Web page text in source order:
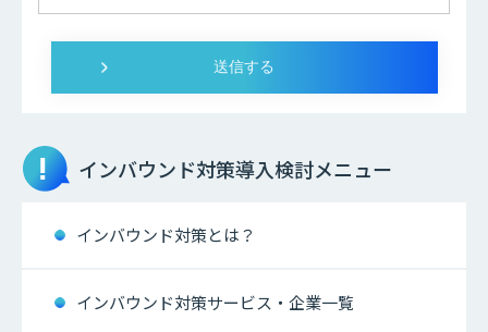
インバウンド対策導入検討メニュー
インバウンド対策とは？
インバウンド対策サービス・企業一覧